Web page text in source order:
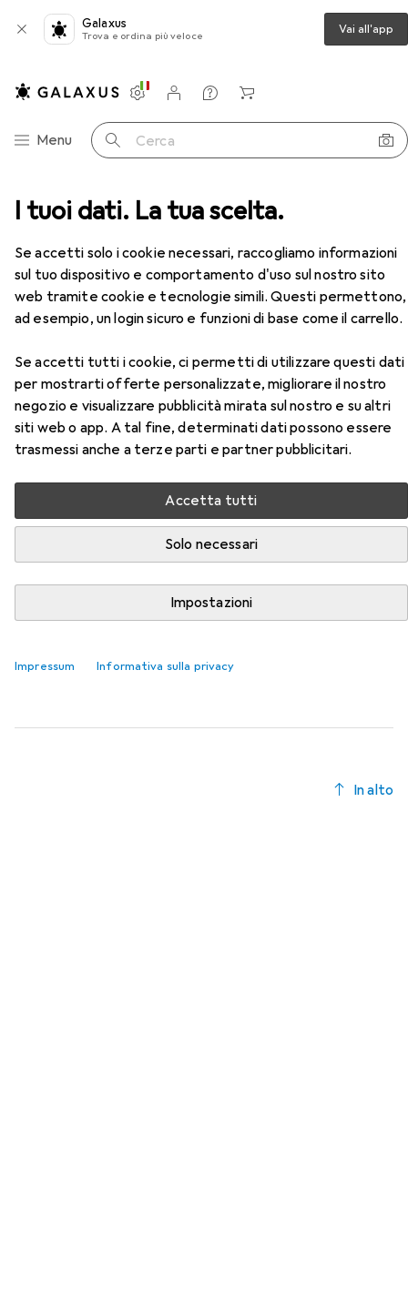
I tuoi dati. La tua scelta.
Se accetti solo i cookie necessari, raccogliamo informazioni
sul tuo dispositivo e comportamento d'uso sul nostro sito
web tramite cookie e tecnologie simili. Questi permettono,
ad esempio, un login sicuro e funzioni di base come il carrello.
Se accetti tutti i cookie, ci permetti di utilizzare questi dati
per mostrarti offerte personalizzate, migliorare il nostro
negozio e visualizzare pubblicità mirata sul nostro e su altri
siti web o app. A tal fine, determinati dati possono essere
trasmessi anche a terze parti e partner pubblicitari.
Accetta tutti
Solo necessari
Impostazioni
Impressum Informativa sulla privacy
Galaxus
Trova e ordina più veloce Vai all'app
Categoria Navigazione
Menu Cerca
Impostazioni
Conto cliente
Liste di confronto
Liste dei desideri
Carrello
a bussola + esagonale Koken Presa esagonale
KokenPresa esagonale
19 mm 30 mm
Accessori per Koken Presa
esagonale
Qui trovi accessori adatti per il prodotto Koken Presa
esagonale della categoria Chiave a bussola + esagonale.
Rilevanza
Elenco dei prodotti
Chiave a bussola + esagonale
EUR
30,53
46 mm
In alto